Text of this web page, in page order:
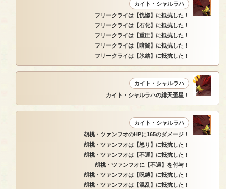
カイト・シャルラハ
フリークライは【恍惚】に抵抗した！
フリークライは【石化】に抵抗した！
フリークライは【重圧】に抵抗した！
フリークライは【暗闇】に抵抗した！
フリークライは【氷結】に抵抗した！
カイト・シャルラハ
カイト・シャルラハの緋天歪星！
カイト・シャルラハ
胡桃・ツァンフオのHPに165のダメージ！
胡桃・ツァンフオは【怒り】に抵抗した！
胡桃・ツァンフオは【不運】に抵抗した！
胡桃・ツァンフオに【不遇】を付与！
胡桃・ツァンフオは【呪縛】に抵抗した！
胡桃・ツァンフオは【混乱】に抵抗した！